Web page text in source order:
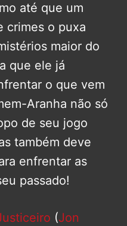
até que um
crimes o puxa
maior do
que ele já
o que vem
Aranha não só
de seu jogo
também deve
enfrentar as
passado!
(Jon